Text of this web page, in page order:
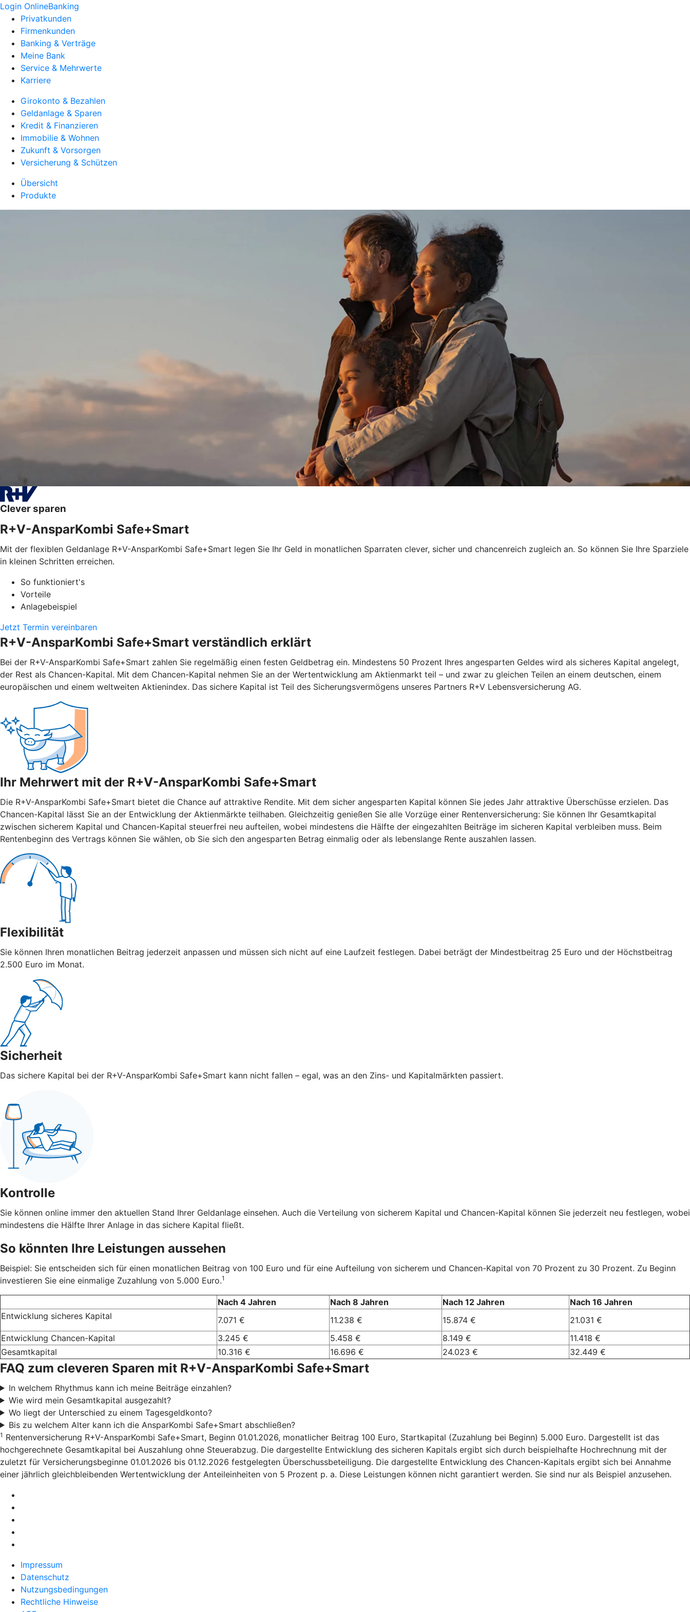
Login OnlineBanking
Privatkunden
Firmenkunden
Banking & Verträge
Meine Bank
Service & Mehrwerte
Karriere
Girokonto & Bezahlen
Geldanlage & Sparen
Kredit & Finanzieren
Immobilie & Wohnen
Zukunft & Vorsorgen
Versicherung & Schützen
Übersicht
Produkte
Clever sparen
R+V-AnsparKombi Safe+Smart
Mit der flexiblen Geldanlage R+V-AnsparKombi Safe+Smart legen Sie Ihr Geld in monatlichen Sparraten clever, sicher und chancenreich zugleich an. So können Sie Ihre Sparziele
in kleinen Schritten erreichen.
So funktioniert's
Vorteile
Anlagebeispiel
Jetzt Termin vereinbaren
R+V-AnsparKombi Safe+Smart verständlich erklärt
Bei der R+V-AnsparKombi Safe+Smart zahlen Sie regelmäßig einen festen Geldbetrag ein. Mindestens 50 Prozent Ihres angesparten Geldes wird als sicheres Kapital angelegt,
der Rest als Chancen-Kapital. Mit dem Chancen-Kapital nehmen Sie an der Wertentwicklung am Aktienmarkt teil – und zwar zu gleichen Teilen an einem deutschen, einem
europäischen und einem weltweiten Aktienindex. Das sichere Kapital ist Teil des Sicherungsvermögens unseres Partners R+V Lebensversicherung AG.
Ihr Mehrwert mit der R+V-AnsparKombi Safe+Smart
Die R+V-AnsparKombi Safe+Smart bietet die Chance auf attraktive Rendite. Mit dem sicher angesparten Kapital können Sie jedes Jahr attraktive Überschüsse erzielen. Das
Chancen-Kapital lässt Sie an der Entwicklung der Aktienmärkte teilhaben. Gleichzeitig genießen Sie alle Vorzüge einer Rentenversicherung: Sie können Ihr Gesamtkapital
zwischen sicherem Kapital und Chancen-Kapital steuerfrei neu aufteilen, wobei mindestens die Hälfte der eingezahlten Beiträge im sicheren Kapital verbleiben muss. Beim
Rentenbeginn des Vertrags können Sie wählen, ob Sie sich den angesparten Betrag einmalig oder als lebenslange Rente auszahlen lassen.
Flexibilität
Sie können Ihren monatlichen Beitrag jederzeit anpassen und müssen sich nicht auf eine Laufzeit festlegen. Dabei beträgt der Mindestbeitrag 25 Euro und der Höchstbeitrag
2.500 Euro im Monat.
Sicherheit
Das sichere Kapital bei der R+V-AnsparKombi Safe+Smart kann nicht fallen – egal, was an den Zins- und Kapitalmärkten passiert.
Kontrolle
Sie können online immer den aktuellen Stand Ihrer Geldanlage einsehen. Auch die Verteilung von sicherem Kapital und Chancen-Kapital können Sie jederzeit neu festlegen, wobei
mindestens die Hälfte Ihrer Anlage in das sichere Kapital fließt.
So könnten Ihre Leistungen aussehen
Beispiel: Sie entscheiden sich für einen monatlichen Beitrag von 100 Euro und für eine Aufteilung von sicherem und Chancen-Kapital von 70 Prozent zu 30 Prozent. Zu Beginn
investieren Sie eine einmalige Zuzahlung von 5.000 Euro.1
Nach 4 Jahren Nach 8 Jahren Nach 12 Jahren
Nach 16 Jahren
Entwicklung sicheres Kapital
7.071 € 11.238 € 15.874 €
21.031 €
Entwicklung Chancen-Kapital
3.245 € 5.458 € 8.149 €
11.418 €
Gesamtkapital
10.316 € 16.696 € 24.023 € 32.449 €
FAQ zum cleveren Sparen mit R+V-AnsparKombi Safe+Smart
In welchem Rhythmus kann ich meine Beiträge einzahlen?
Wie wird mein Gesamtkapital ausgezahlt?
Wo liegt der Unterschied zu einem Tagesgeldkonto?
Bis zu welchem Alter kann ich die AnsparKombi Safe+Smart abschließen?
1 Rentenversicherung R+V-AnsparKombi Safe+Smart, Beginn 01.01.2026, monatlicher Beitrag 100 Euro, Startkapital (Zuzahlung bei Beginn) 5.000 Euro. Dargestellt ist das
hochgerechnete Gesamtkapital bei Auszahlung ohne Steuerabzug. Die dargestellte Entwicklung des sicheren Kapitals ergibt sich durch beispielhafte Hochrechnung mit der
zuletzt für Versicherungsbeginne 01.01.2026 bis 01.12.2026 festgelegten Überschussbeteiligung. Die dargestellte Entwicklung des Chancen-Kapitals ergibt sich bei Annahme
einer jährlich gleichbleibenden Wertentwicklung der Anteileinheiten von 5 Prozent p. a. Diese Leistungen können nicht garantiert werden. Sie sind nur als Beispiel anzusehen.
Impressum
Datenschutz
Nutzungsbedingungen
Rechtliche Hinweise